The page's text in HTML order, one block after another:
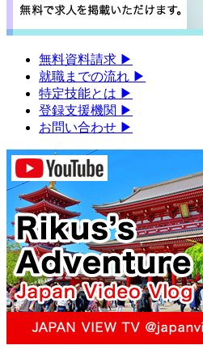
無料資料請求 ▶︎
就職までの流れ ▶︎
特定技能とは ▶︎
登録支援機関 ▶︎
お問い合わせ ▶︎